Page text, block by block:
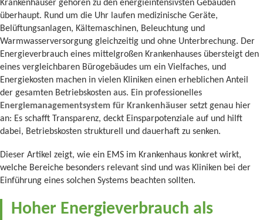
Krankenhäuser gehören zu den energieintensivsten Gebäuden
überhaupt. Rund um die Uhr laufen medizinische Geräte,
Belüftungsanlagen, Kältemaschinen, Beleuchtung und
Warmwasserversorgung gleichzeitig und ohne Unterbrechung. Der
Energieverbrauch eines mittelgroßen Krankenhauses übersteigt den
eines vergleichbaren Bürogebäudes um ein Vielfaches, und
Energiekosten machen in vielen Kliniken einen erheblichen Anteil
der gesamten Betriebskosten aus. Ein professionelles
Energiemanagementsystem für Krankenhäuser setzt genau hier
an: Es schafft Transparenz, deckt Einsparpotenziale auf und hilft
dabei, Betriebskosten strukturell und dauerhaft zu senken.
Dieser Artikel zeigt, wie ein EMS im Krankenhaus konkret wirkt,
welche Bereiche besonders relevant sind und was Kliniken bei der
Einführung eines solchen Systems beachten sollten.
Hoher Energieverbrauch als